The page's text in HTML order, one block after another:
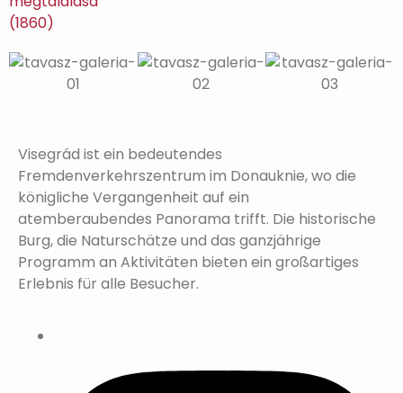
Visegrád ist ein bedeutendes
Fremdenverkehrszentrum im Donauknie, wo die
königliche Vergangenheit auf ein
atemberaubendes Panorama trifft. Die historische
Burg, die Naturschätze und das ganzjährige
Programm an Aktivitäten bieten ein großartiges
Erlebnis für alle Besucher.